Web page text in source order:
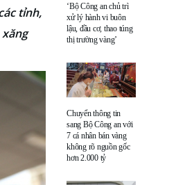
tỉnh,
‘Bộ Công an chủ trì
xử lý hành vi buôn
lậu, đầu cơ, thao túng
thị trường vàng’
Chuyển thông tin
sang Bộ Công an với
7 cá nhân bán vàng
không rõ nguồn gốc
hơn 2.000 tỷ